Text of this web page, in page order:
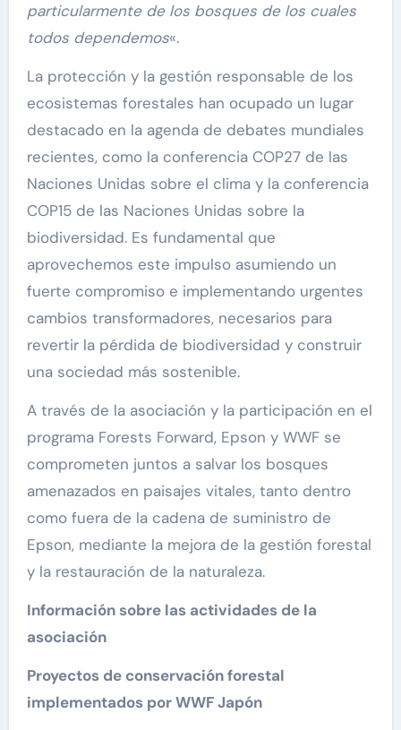
particularmente de los bosques de los cuales
todos dependemos«.
La protección y la gestión responsable de los
ecosistemas forestales han ocupado un lugar
destacado en la agenda de debates mundiales
recientes, como la conferencia COP27 de las
Naciones Unidas sobre el clima y la conferencia
COP15 de las Naciones Unidas sobre la
biodiversidad. Es fundamental que
aprovechemos este impulso asumiendo un
fuerte compromiso e implementando urgentes
cambios transformadores, necesarios para
revertir la pérdida de biodiversidad y construir
una sociedad más sostenible.
A través de la asociación y la participación en el
programa Forests Forward, Epson y WWF se
comprometen juntos a salvar los bosques
amenazados en paisajes vitales, tanto dentro
como fuera de la cadena de suministro de
Epson, mediante la mejora de la gestión forestal
y la restauración de la naturaleza.
Información sobre las actividades de la
asociación
Proyectos de conservación forestal
implementados por WWF Japón